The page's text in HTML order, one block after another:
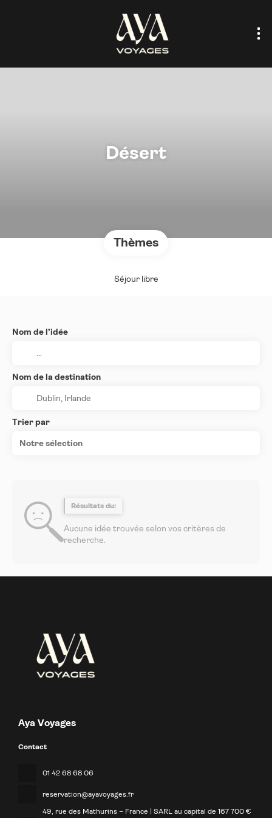
Désert
Thèmes
Séjour libre
Nom de l’idée
Nom de la destination
Trier par
Notre sélection
Résultats du:
Aucune idée trouvée selon vos critères de
recherche.
Aya Voyages
Contact
01 42 68 68 06
reservation@ayavoyages.fr
49, rue des Mathurins – France | SARL au capital de 167 700 €